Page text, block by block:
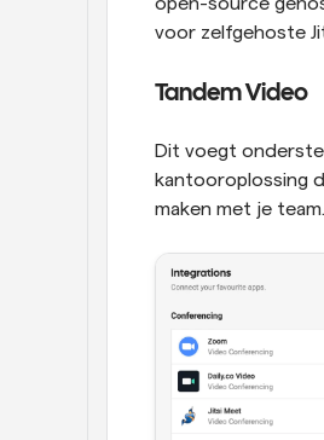
voor zelfgehoste
Tandem Video
Dit voegt
kantooroplossing
maken met je team.